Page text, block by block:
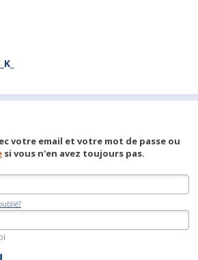
votre email et votre mot de passe ou
si vous n'en avez toujours pas.